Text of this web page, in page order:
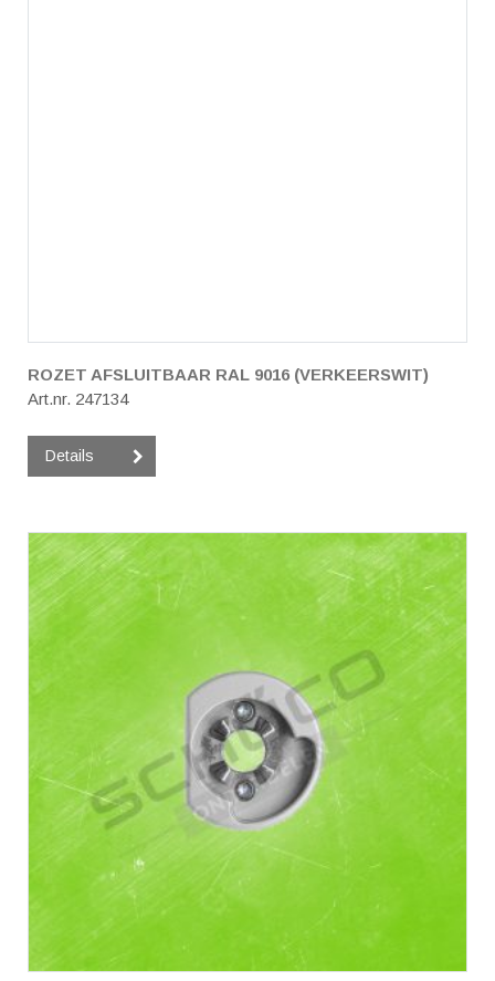
ROZET AFSLUITBAAR RAL 9016 (VERKEERSWIT)
Art.nr. 247134
Details